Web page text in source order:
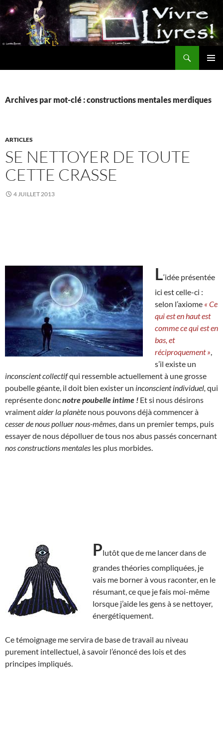
Aller
au
contenu
Archives par mot-clé : constructions mentales merdiques
ARTICLES
SE NETTOYER DE TOUTE
CETTE CRASSE
4 JUILLET 2013
L‘idée présentée
ici est celle-ci :
selon l’axiome « Ce
qui est en haut est
comme ce qui est en
bas, et
réciproquement »
s’il existe un
inconscient collectifqui ressemble actuellement à une grosse
poubelle géante, il doit bien exister un inconscient individuel, qui
représente doncnotre poubelle intime ! Et si nous désirons
vraimentaider la planète nous pouvons déjà commencer à
cesser de nous polluer nous-mêmes , dans un premier temps, puis
essayer de nous dépolluer de tous nos abus passés concernant
nos constructions mentales les plus morbides.
Plutôt que de me lancer dans de
grandes théories compliquées, je
vais me borner à vous raconter, en le
résumant, ce que je fais moi-même
lorsque j’aide les gens à se nettoyer,
énergétiquement.
Ce témoignage me servira de base de travail au niveau
purement intellectuel, à savoir l’énoncé des lois et des
principes impliqués.